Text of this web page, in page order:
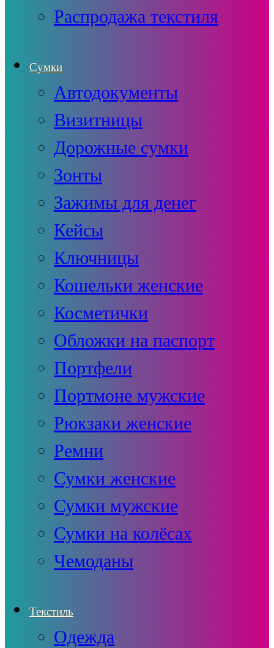
Распродажа текстиля
Сумки
Автодокументы
Визитницы
Дорожные сумки
Зонты
Зажимы для денег
Кейсы
Ключницы
Кошельки женские
Косметички
Обложки на паспорт
Портфели
Портмоне мужские
Рюкзаки женские
Ремни
Сумки женские
Сумки мужские
Сумки на колёсах
Чемоданы
Текстиль
Одежда